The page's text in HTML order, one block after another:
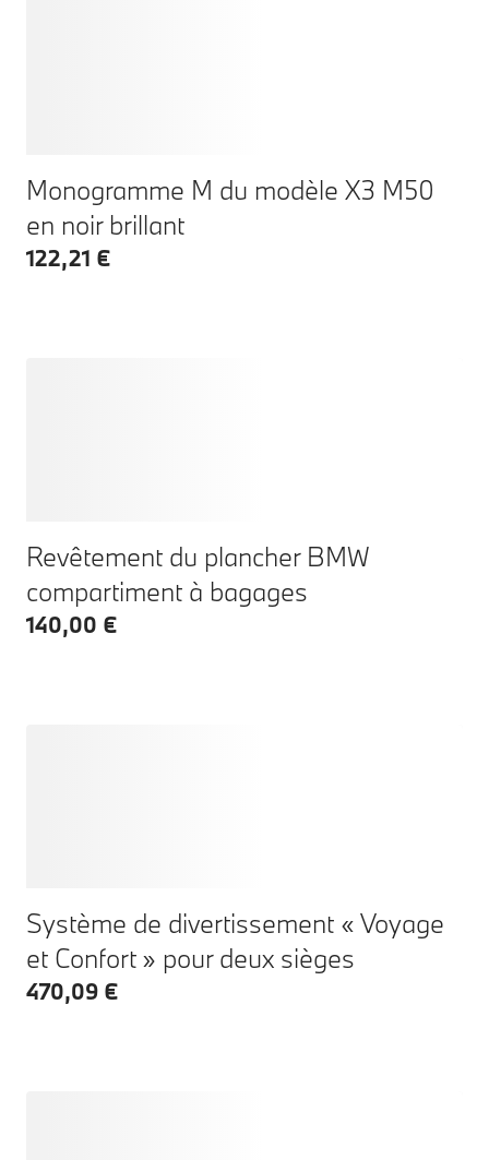
Monogramme M du modèle X3 M50
en noir brillant
122,21 €
Revêtement du plancher BMW
compartiment à bagages
140,00 €
Système de divertissement « Voyage
et Confort » pour deux sièges
470,09 €